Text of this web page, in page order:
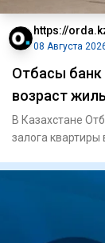
https://
08 Августа
Отбасы банк
возраст
В Казахстане
залога